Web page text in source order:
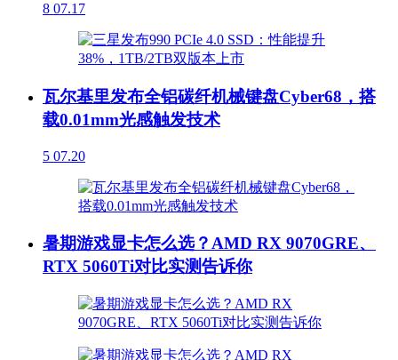
8 07.17
瓦尔基里发布全铝碳纤机械键盘Cyber68，搭
载0.01mm光感触发技术
5 07.20
暑期游戏显卡怎么选？AMD RX 9070GRE、
RTX 5060Ti对比实测告诉你